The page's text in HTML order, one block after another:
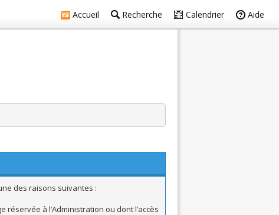
Accueil Recherche Calendrier Aide
des raisons suivantes :
réservée à l’Administration ou dont l’accès